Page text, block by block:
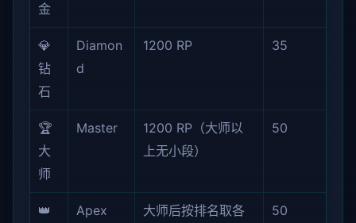
金
💎
钻
石
Diamon
d
1200 RP 35
🏆
大
师
Master
1200 RP（大师以
上无小段）
50
👑
Apex
大师后按排名取各
50